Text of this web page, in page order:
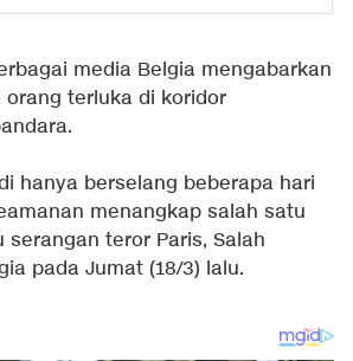
media Belgia mengabarkan
terluka di koridor
hanya berselang beberapa hari
menangkap salah satu
teror Paris, Salah
pada Jumat (18/3) lalu.